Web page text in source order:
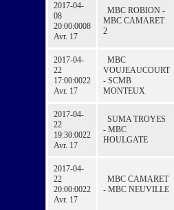
2017-04-
08
20:00:0008
Avr. 17
MBC ROBION -
MBC CAMARET
2
2017-04-
22
17:00:0022
Avr. 17
MBC
VOUJEAUCOURT
- SCMB
MONTEUX
2017-04-
22
19:30:0022
Avr. 17
SUMA TROYES
- MBC
HOULGATE
2017-04-
22
20:00:0022
Avr. 17
MBC CAMARET
- MBC NEUVILLE